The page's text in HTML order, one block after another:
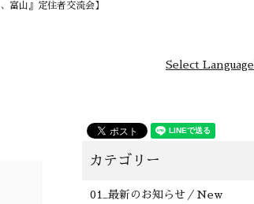
富山』定住者交流会】
Select Language
01_最新のお知らせ／New